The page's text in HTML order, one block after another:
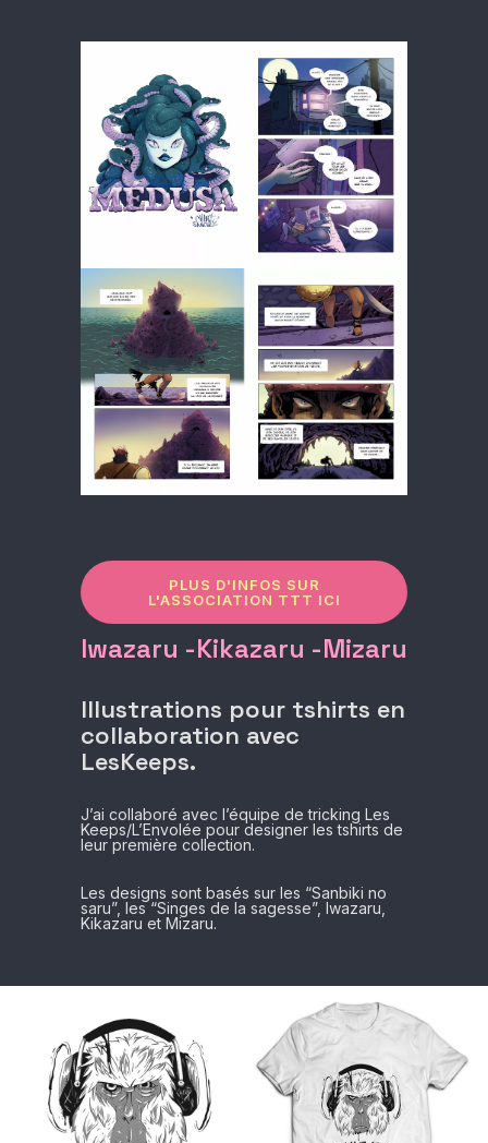
PLUS D'INFOS SUR
L'ASSOCIATION TTT ICI
Iwazaru -Kikazaru -Mizaru
Illustrations pour tshirts en
collaboration avec
LesKeeps.
J’ai collaboré avec l’équipe de tricking Les
Keeps/L’Envolée pour designer les tshirts de
leur première collection.
Les designs sont basés sur les “Sanbiki no
saru”, les “Singes de la sagesse”, Iwazaru,
Kikazaru et Mizaru.